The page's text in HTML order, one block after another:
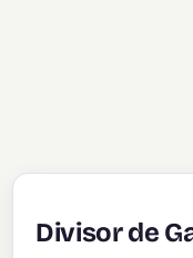
Divisor de